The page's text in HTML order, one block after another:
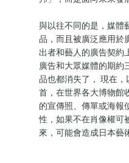
與以往不同的是，媒體
品，而且被廣泛應用於
出者和藝人的廣告契約
廣告和大眾媒體的期約
品也都消失了， 現在
首，在世界各大博物館
的宣傳照、傳單或海報
性，如果不在肖像權可
來，可能會造成日本藝